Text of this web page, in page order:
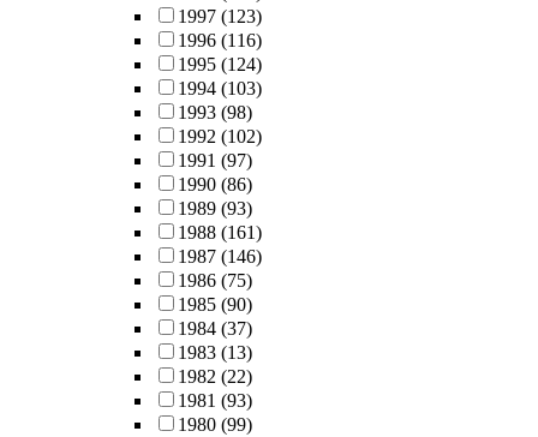
1997 (123)
1996 (116)
1995 (124)
1994 (103)
1993 (98)
1992 (102)
1991 (97)
1990 (86)
1989 (93)
1988 (161)
1987 (146)
1986 (75)
1985 (90)
1984 (37)
1983 (13)
1982 (22)
1981 (93)
1980 (99)